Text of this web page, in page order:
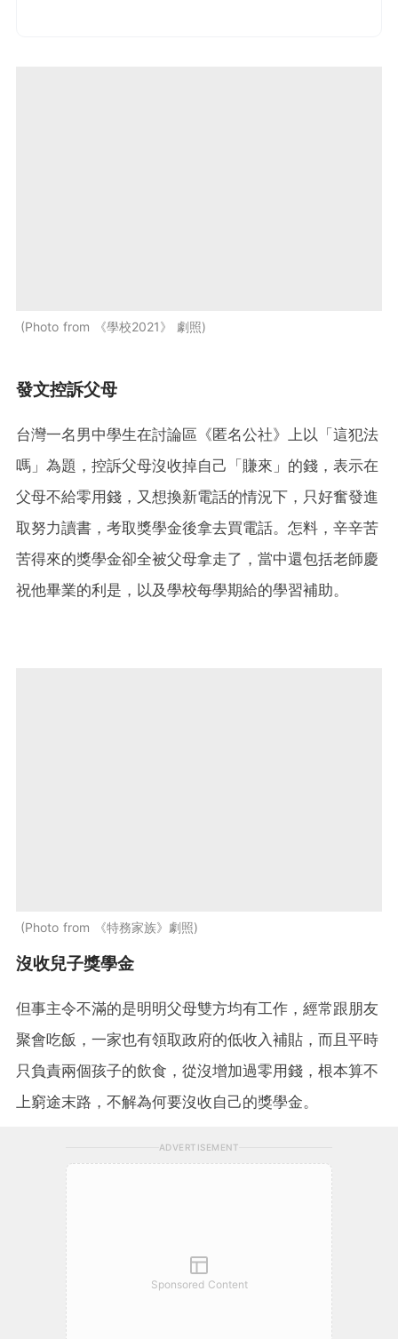
Photo from 《學校2021》 劇照
發文控訴父母
台灣一名男中學生在討論區《匿名公社》上以「這犯法
嗎」為題，控訴父母沒收掉自己「賺來」的錢，表示在
父母不給零用錢，又想換新電話的情況下，只好奮發進
取努力讀書，考取獎學金後拿去買電話。怎料，辛辛苦
苦得來的獎學金卻全被父母拿走了，當中還包括老師慶
祝他畢業的利是，以及學校每學期給的學習補助。
Photo from 《特務家族》劇照
沒收兒子獎學金
但事主令不滿的是明明父母雙方均有工作，經常跟朋友
聚會吃飯，一家也有領取政府的低收入補貼，而且平時
只負責兩個孩子的飲食，從沒增加過零用錢，根本算不
上窮途末路，不解為何要沒收自己的獎學金。
ADVERTISEMENT
Sponsored Content